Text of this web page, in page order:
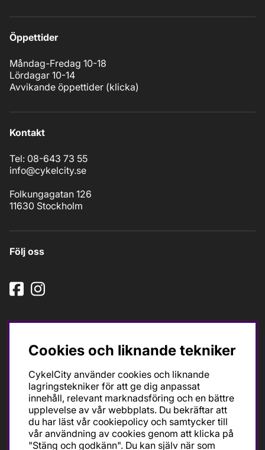
Öppettider
Måndag-Fredag 10-18
Lördagar 10-14
Avvikande öppettider (klicka)
Kontakt
Tel: 08-643 73 55
info@cykelcity.se
Folkungagatan 126
11630 Stockholm
Följ oss
Ska du köpa cykel för träning och tävling så är det till
oss du ska vända dig. Racer, gravel, triathlon och MTB.
Vi är en mycket personlig cykelaffär med hög
servicegrad och alla vi som jobbar är inbitna cyklister
med stor passion, erfarenhet och kunskap om cykling
och dess produkter. Gör din bästa cykelaffär på
Cookies och liknande tekniker
CykelCity använder cookies och liknande
lagringstekniker för att ge dig anpassat
innehåll, relevant marknadsföring och en bättre
upplevelse av vår webbplats. Du bekräftar att
du har läst vår cookiepolicy och samtycker till
vår användning av cookies genom att klicka på
"Stäng och godkänn". Du kan själv när som